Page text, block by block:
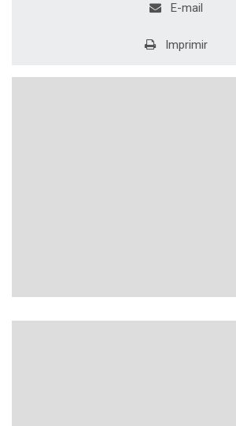
E-mail
Imprimir